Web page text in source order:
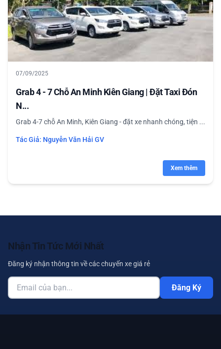
07/09/2025
Grab 4 - 7 Chỗ An Minh Kiên Giang | Đặt Taxi Đón
N...
Grab 4-7 chỗ An Minh, Kiên Giang - đặt xe nhanh chóng, tiện ...
Tác Giả: Nguyễn Văn Hải GV
Xem thêm
Nhận Tin Tức Mới Nhất
Đăng ký nhận thông tin về các chuyến xe giá rẻ
Đăng Ký